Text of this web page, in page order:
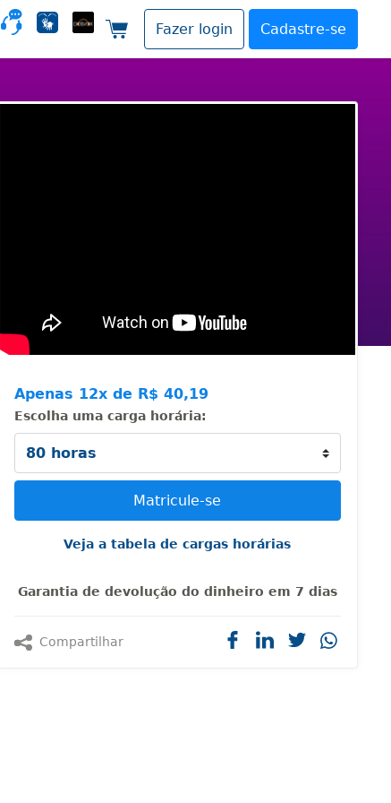
Carrinho de compras
Fazer login Cadastre-se
Apenas 12x de R$ 40,19
Escolha uma carga horária:
Veja a tabela de cargas horárias
Garantia de devolução do dinheiro em 7 dias
Compartilhar